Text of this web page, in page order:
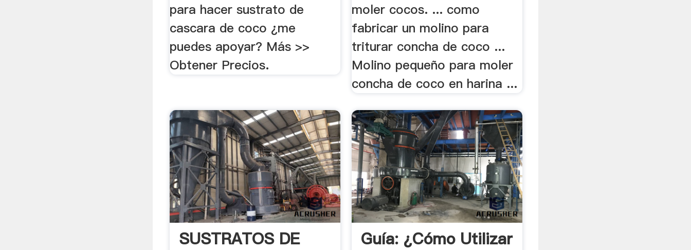
para hacer sustrato de
cascara de coco ¿me
puedes apoyar? Más >>
Obtener Precios.
moler cocos. ... como
fabricar un molino para
triturar concha de coco ...
Molino pequeño para moler
concha de coco en harina ...
SUSTRATOS DE
Guía: ¿Cómo Utilizar